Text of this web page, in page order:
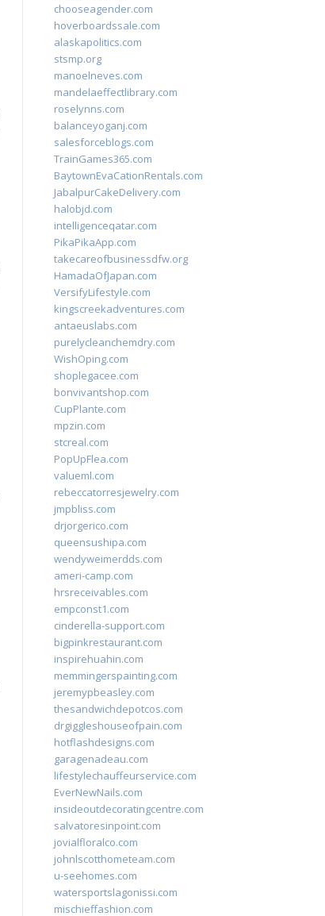
chooseagender.com
hoverboardssale.com
alaskapolitics.com
stsmp.org
manoelneves.com
mandelaeffectlibrary.com
roselynns.com
balanceyoganj.com
salesforceblogs.com
TrainGames365.com
BaytownEvaCationRentals.com
JabalpurCakeDelivery.com
halobjd.com
intelligenceqatar.com
PikaPikaApp.com
takecareofbusinessdfw.org
HamadaOfJapan.com
VersifyLifestyle.com
kingscreekadventures.com
antaeuslabs.com
purelycleanchemdry.com
WishOping.com
shoplegacee.com
bonvivantshop.com
CupPlante.com
mpzin.com
stcreal.com
PopUpFlea.com
valueml.com
rebeccatorresjewelry.com
jmpbliss.com
drjorgerico.com
queensushipa.com
wendyweimerdds.com
ameri-camp.com
hrsreceivables.com
empconst1.com
cinderella-support.com
bigpinkrestaurant.com
inspirehuahin.com
memmingerspainting.com
jeremypbeasley.com
thesandwichdepotcos.com
drgiggleshouseofpain.com
hotflashdesigns.com
garagenadeau.com
lifestylechauffeurservice.com
EverNewNails.com
insideoutdecoratingcentre.com
salvatoresinpoint.com
jovialfloralco.com
johnlscotthometeam.com
u-seehomes.com
watersportslagonissi.com
mischieffashion.com